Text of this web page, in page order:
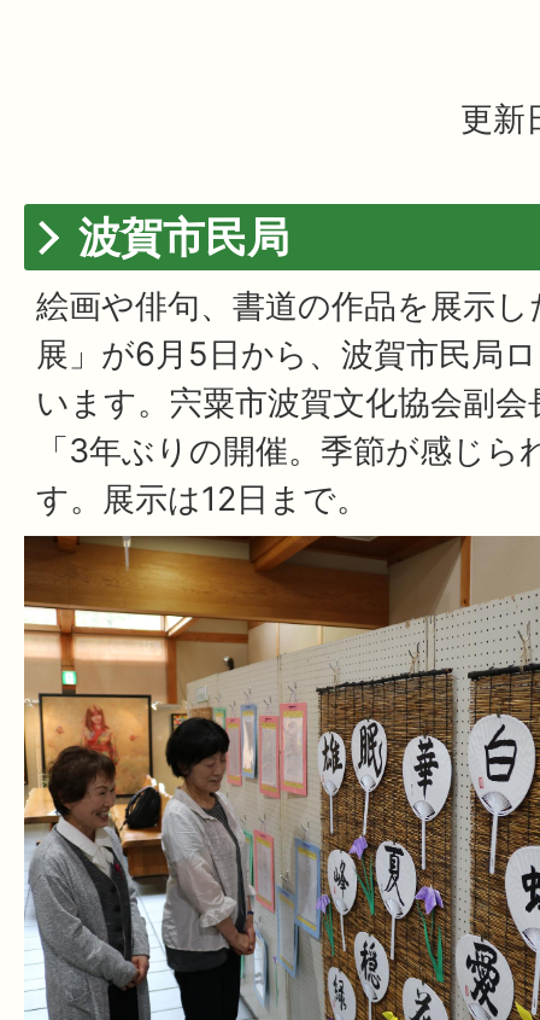
更新
波賀市民局
絵画や俳句、書道の作品を展示
展」が6月5日から、波賀市民局
います。宍粟市波賀文化協会副
「3年ぶりの開催。季節が感じ
す。展示は12日まで。